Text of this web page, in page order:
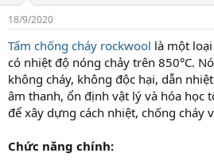
g
18/9/2020
Tấm chống cháy rockwool là một
có nhiệt độ nóng chảy trên 850°C.
không cháy, không độc hại, dẫn
âm thanh, ổn định vật lý và hóa học
để xây dựng cách nhiệt, chống cháy
Chức năng chính: